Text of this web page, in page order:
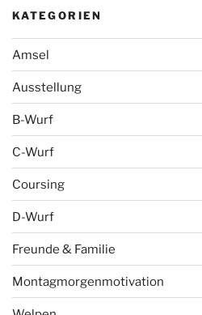
KATEGORIEN
Amsel
Ausstellung
B-Wurf
C-Wurf
Coursing
D-Wurf
Freunde & Familie
Montagmorgenmotivation